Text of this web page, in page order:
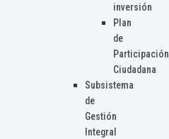
inversión
Plan
de
Participación
Ciudadana
Subsistema
de
Gestión
Integral